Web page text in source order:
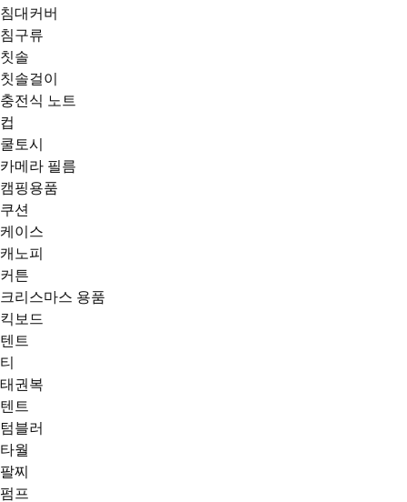
침대커버
침구류
칫솔
칫솔걸이
충전식 노트
컵
쿨토시
카메라 필름
캠핑용품
쿠션
케이스
캐노피
커튼
크리스마스 용품
킥보드
텐트
티
태권복
텐트
텀블러
타월
팔찌
펌프